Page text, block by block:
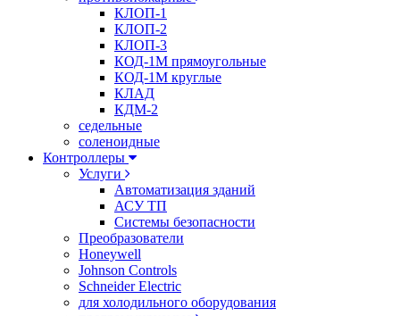
КЛОП-1
КЛОП-2
КЛОП-3
КОД-1М прямоугольные
КОД-1М круглые
КЛАД
КДМ-2
седельные
соленоидные
Контроллеры
Услуги
Автоматизация зданий
АСУ ТП
Системы безопасности
Преобразователи
Honeywell
Johnson Controls
Schneider Electric
для холодильного оборудования